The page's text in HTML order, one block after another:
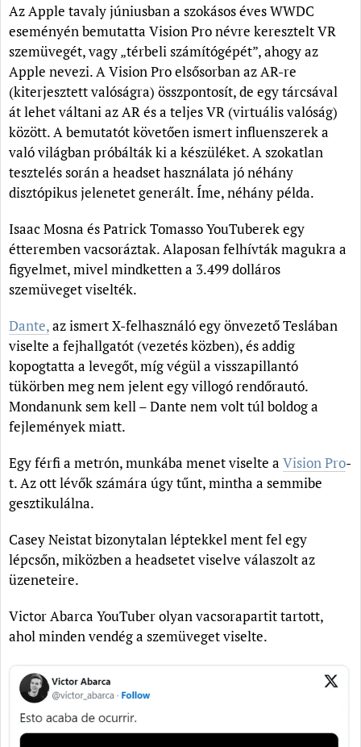
Az Apple tavaly júniusban a szokásos éves WWDC
eseményén bemutatta Vision Pro névre keresztelt VR
szemüvegét, vagy „térbeli számítógépét”, ahogy az
Apple nevezi. A Vision Pro elsősorban az AR-re
(kiterjesztett valóságra) összpontosít, de egy tárcsával
át lehet váltani az AR és a teljes VR (virtuális valóság)
között. A bemutatót követően ismert influenszerek a
való világban próbálták ki a készüléket. A szokatlan
tesztelés során a headset használata jó néhány
disztópikus jelenetet generált. Íme, néhány példa.
Isaac Mosna és Patrick Tomasso YouTuberek egy
étteremben vacsoráztak. Alaposan felhívták magukra a
figyelmet, mivel mindketten a 3.499 dolláros
szemüveget viselték.
Dante,az ismert X-felhasználó egy önvezető Teslában
viselte a fejhallgatót (vezetés közben), és addig
kopogtatta a levegőt, míg végül a visszapillantó
tükörben meg nem jelent egy villogó rendőrautó.
Mondanunk sem kell – Dante nem volt túl boldog a
fejlemények miatt.
Egy férfi a metrón, munkába menet viselte a Vision Pro-
t. Az ott lévők számára úgy tűnt, mintha a semmibe
gesztikulálna.
Casey Neistat bizonytalan léptekkel ment fel egy
lépcsőn, miközben a headsetet viselve válaszolt az
üzeneteire.
Victor Abarca YouTuber olyan vacsorapartit tartott,
ahol minden vendég a szemüveget viselte.